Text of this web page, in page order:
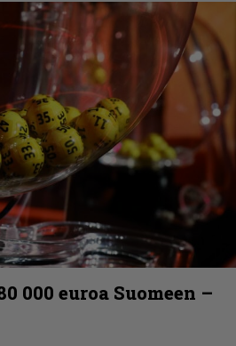
000 euroa Suomeen –